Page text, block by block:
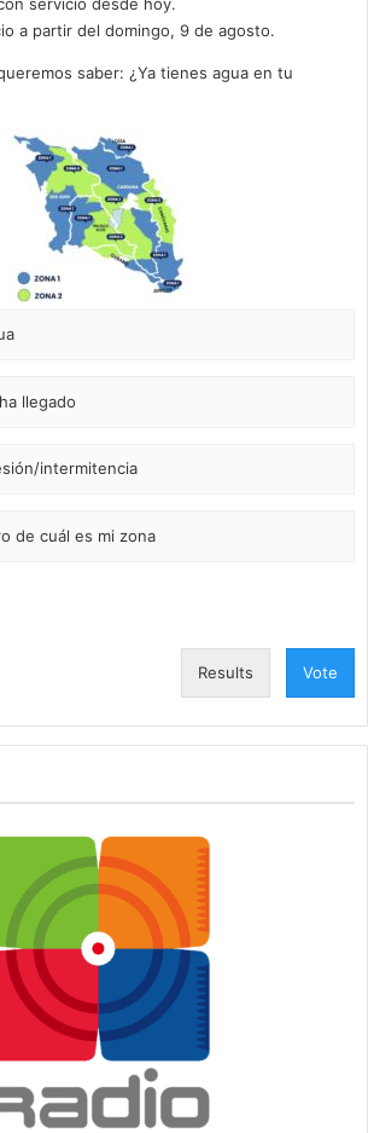
a partir del domingo, 9 de agosto.
saber: ¿Ya tienes agua en tu
llegado
intermitencia
de cuál es mi zona
Results Vote